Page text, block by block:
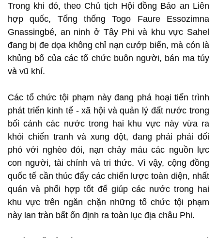
Trong khi đó, theo Chủ tịch Hội đồng Bảo an Liên
hợp quốc, Tổng thống Togo Faure Essozimna
Gnassingbé, an ninh ở Tây Phi và khu vực Sahel
đang bị đe dọa không chỉ nạn cướp biển, mà cón là
khủng bố của các tổ chức buôn người, bán ma túy
và vũ khí.
Các tổ chức tội phạm này đang phá hoại tiến trình
phát triển kinh tế - xã hội và quản lý đất nước trong
bối cảnh các nước trong hai khu vực này vừa ra
khỏi chiến tranh và xung đột, đang phải phải đối
phó với nghèo đói, nạn chảy máu các nguồn lực
con người, tài chính và tri thức. Vì vậy, cộng đồng
quốc tế cần thúc đẩy các chiến lược toàn diện, nhất
quán và phối hợp tốt để giúp các nước trong hai
khu vực trên ngăn chặn những tổ chức tội phạm
này lan tràn bất ổn định ra toàn lục địa châu Phi.